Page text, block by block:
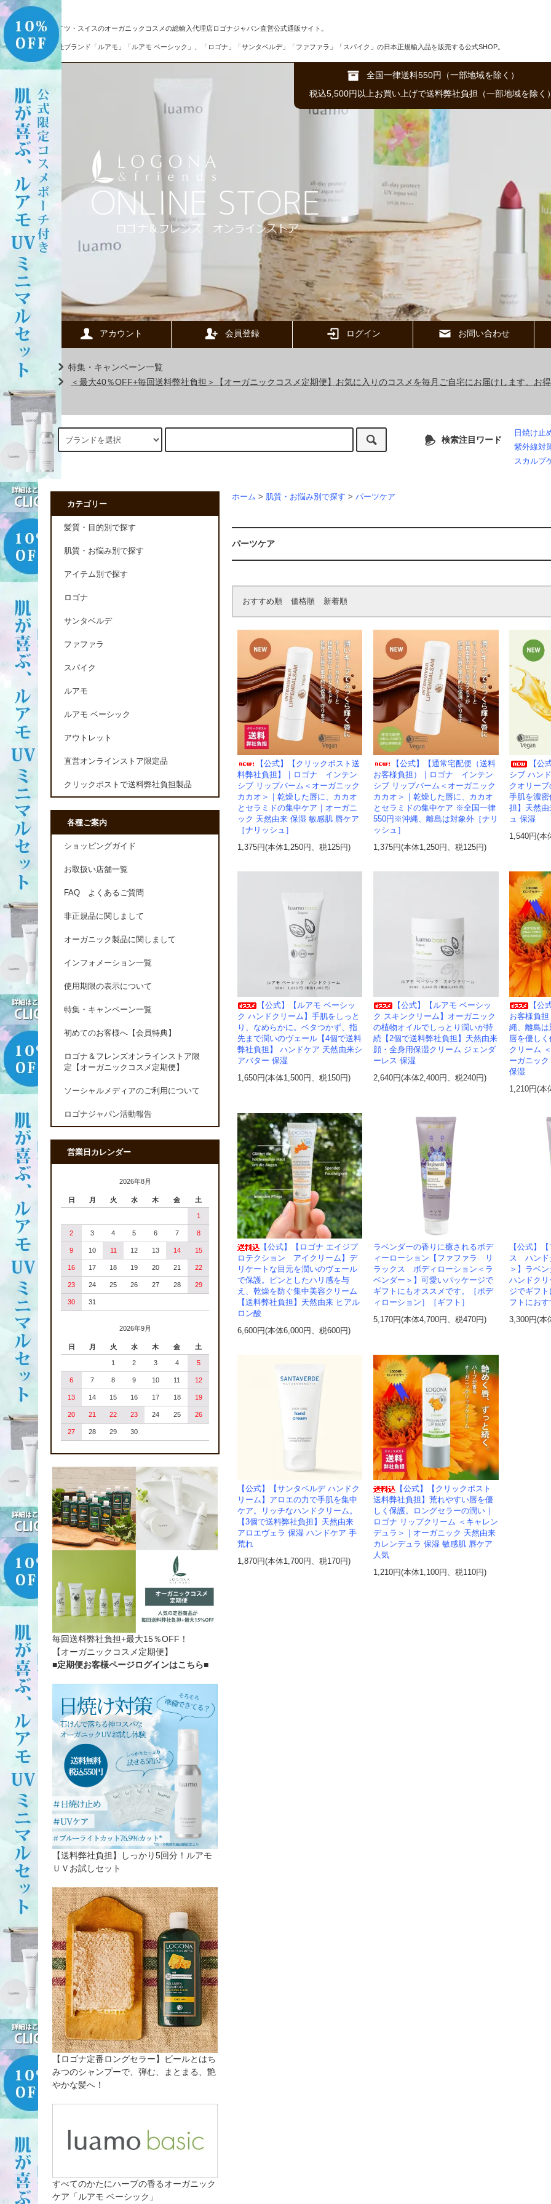
ドイツ・スイスのオーガニックコスメの総輸入代理店ロゴナジャパン直営公式通販サイト。
自社ブランド「ルアモ」「ルアモ ベーシック」、「ロゴナ」「サンタベルデ」「ファファラ」「スパイク」の日本正規輸入品を販売する公式SHOP。
全国一律送料550円（一部地域を除く）
税込5,500円以上お買い上げで送料弊社負担（一部地域を除く）
アカウント 会員登録 ログイン お問い合わせ
特集・キャンペーン一覧
＜最大40％OFF+毎回送料弊社負担＞【オーガニックコスメ定期便】お気に入りのコスメを毎月ご自宅にお届けします。お
検索注目ワード
日焼け止
紫外線対
スカルプ
ホーム > 肌質・お悩み別で探す > パーツケア
パーツケア
おすすめ順 価格順 新着順
【公式】【クリックポスト送
料弊社負担】｜ロゴナ インテン
シブ リップバーム＜オーガニック
カカオ＞｜乾燥した唇に、カカオ
とセラミドの集中ケア｜オーガニ
ック 天然由来 保湿 敏感肌 唇ケア
［ナリッシュ］
1,375円(本体1,250円、税125円)
【公式】【通常宅配便（送料
お客様負担）｜ロゴナ インテン
シブ リップバーム＜オーガニック
カカオ＞｜乾燥した唇に、カカオ
とセラミドの集中ケア ※全国一律
550円※沖縄、離島は対象外［ナリ
ッシュ］
1,375円(本体1,250円、税125円)
【公
シブ ハン
クオリー
手肌を濃密
担】天然
ュ 保湿
1,540円(本
【公式】【ルアモ ベーシッ
ク ハンドクリーム】手肌をしっと
り、なめらかに。ベタつかず、指
先まで潤いのヴェール【4個で送料
弊社負担】 ハンドケア 天然由来シ
アバター 保湿
1,650円(本体1,500円、税150円)
【公式】【ルアモ ベーシッ
ク スキンクリーム】オーガニック
の植物オイルでしっとり潤いが持
続【2個で送料弊社負担】天然由来
顔・全身用保湿クリーム ジェンダ
ーレス 保湿
2,640円(本体2,400円、税240円)
【公
お客様負
縄、離島
唇を優し
クリーム
ーガニッ
保湿
1,210円(本
【公式】【ロゴナ エイジプ
ロテクション アイクリーム】デ
リケートな目元を潤いのヴェール
で保護。ピンとしたハリ感を与
え、乾燥を防ぐ集中美容クリーム
【送料弊社負担】天然由来 ヒアル
ロン酸
6,600円(本体6,000円、税600円)
ラベンダーの香りに癒されるボデ
ィーローション【ファファラ リ
ラックス ボディローション＜ラ
ベンダー＞】可愛いパッケージで
ギフトにもオススメです。［ボデ
ィローション］［ギフト］
5,170円(本体4,700円、税470円)
【公式】
ス ハンド
＞】ラベ
ハンドク
ジでギフ
フトにおす
3,300円(本
【公式】【サンタベルデ ハンドク
リーム】アロエの力で手肌を集中
ケア。リッチなハンドクリーム。
【3個で送料弊社負担】天然由来
アロエヴェラ 保湿 ハンドケア 手
荒れ
1,870円(本体1,700円、税170円)
【公式】【クリックポスト
送料弊社負担】荒れやすい唇を優
しく保護。ロングセラーの潤い｜
ロゴナ リップクリーム ＜キャレン
デュラ＞｜オーガニック 天然由来
カレンデュラ 保湿 敏感肌 唇ケア
人気
1,210円(本体1,100円、税110円)
カテゴリー
髪質・目的別で探す
肌質・お悩み別で探す
アイテム別で探す
ロゴナ
サンタベルデ
ファファラ
スパイク
ルアモ
ルアモ ベーシック
アウトレット
直営オンラインストア限定品
クリックポストで送料弊社負担製品
各種ご案内
ショッピングガイド
お取扱い店舗一覧
FAQ よくあるご質問
非正規品に関しまして
オーガニック製品に関しまして
インフォメーション一覧
使用期限の表示について
特集・キャンペーン一覧
初めてのお客様へ【会員特典】
ロゴナ＆フレンズオンラインストア限
定【オーガニックコスメ定期便】
ソーシャルメディアのご利用について
ロゴナジャパン活動報告
営業日カレンダー
2026年8月
日 月 火 水 木 金 土
1
2 3 4 5 6 7 8
9 10 11 12 13 14 15
16 17 18 19 20 21 22
23 24 25 26 27 28 29
30 31
2026年9月
日 月 火 水 木 金 土
1 2 3 4 5
6 7 8 9 10 11 12
13 14 15 16 17 18 19
20 21 22 23 24 25 26
27 28 29 30
毎回送料弊社負担+最大15％OFF！
【オーガニックコスメ定期便】
■定期便お客様ページログインはこちら■
【送料弊社負担】しっかり5回分！ルアモ
ＵＶお試しセット
【ロゴナ定番ロングセラー】ビールとはち
みつのシャンプーで、弾む、まとまる、艶
やかな髪へ！
すべてのかたにハーブの香るオーガニック
ケア「ルアモ ベーシック」